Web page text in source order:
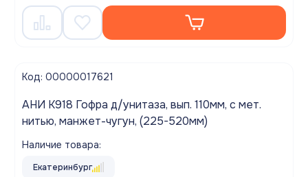
Код: 00000017621
АНИ K918 Гофра д/унитаза, вып. 110мм, с мет.
нитью, манжет-чугун, (225-520мм)
Наличие товара:
Екатеринбург